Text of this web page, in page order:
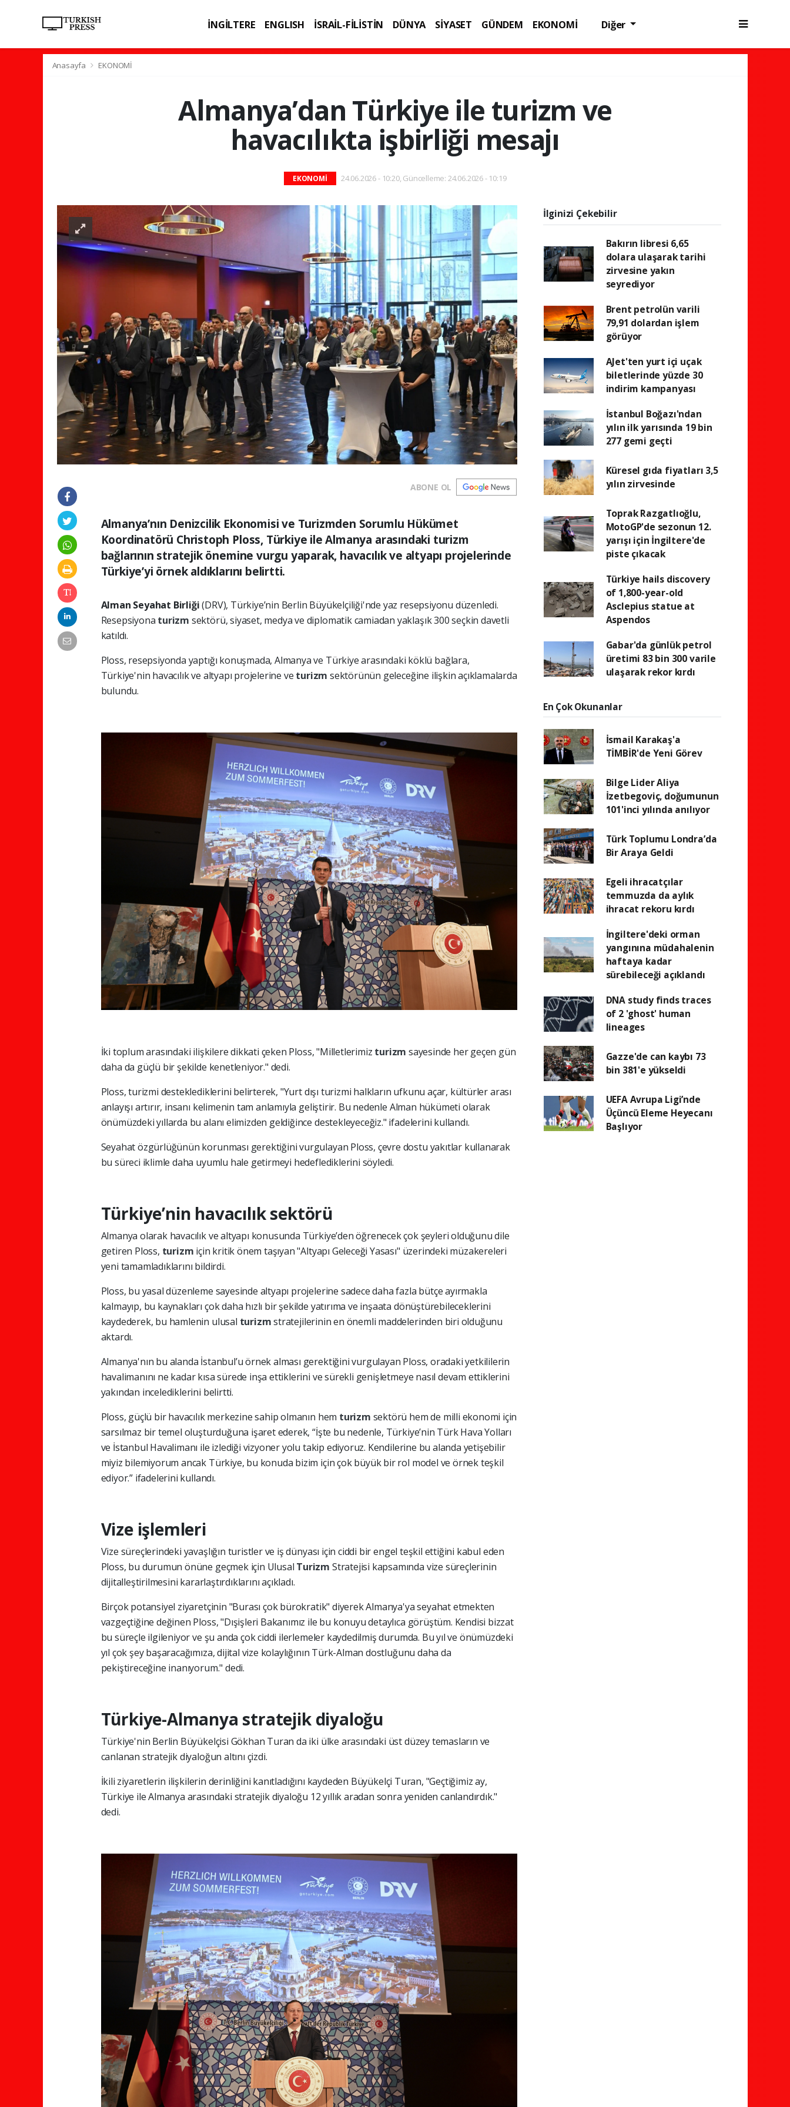
İNGİLTERE ENGLISH İSRAİL-FİLİSTİN DÜNYA SİYASET GÜNDEM
EKONOMİ
Diğer
Anasayfa EKONOMİ
Almanya’dan Türkiye ile turizm ve
havacılıkta işbirliği mesajı
EKONOMİ 24.06.2026 - 10:20, Güncelleme: 24.06.2026 - 10:19
ABONE OL
Almanya’nın Denizcilik Ekonomisi ve Turizmden Sorumlu Hükümet
Koordinatörü Christoph Ploss, Türkiye ile Almanya arasındaki turizm
bağlarının stratejik önemine vurgu yaparak, havacılık ve altyapı projelerinde
Türkiye’yi örnek aldıklarını belirtti.
Alman Seyahat Birliği(DRV), Türkiye’nin Berlin Büyükelçiliği'nde yaz resepsiyonu düzenledi.
Resepsiyona turizm sektörü, siyaset, medya ve diplomatik camiadan yaklaşık 300 seçkin davetli
katıldı.
Ploss, resepsiyonda yaptığı konuşmada, Almanya ve Türkiye arasındaki köklü bağlara,
Türkiye'nin havacılık ve altyapı projelerine ve turizm sektörünün geleceğine ilişkin açıklamalarda
bulundu.
İki toplum arasındaki ilişkilere dikkati çeken Ploss, "Milletlerimiz turizm sayesinde her geçen gün
daha da güçlü bir şekilde kenetleniyor." dedi.
Ploss, turizmi desteklediklerini belirterek, "Yurt dışı turizmi halkların ufkunu açar, kültürler arası
anlayışı artırır, insanı kelimenin tam anlamıyla geliştirir. Bu nedenle Alman hükümeti olarak
önümüzdeki yıllarda bu alanı elimizden geldiğince destekleyeceğiz." ifadelerini kullandı.
Seyahat özgürlüğünün korunması gerektiğini vurgulayan Ploss, çevre dostu yakıtlar kullanarak
bu süreci iklimle daha uyumlu hale getirmeyi hedeflediklerini söyledi.
Türkiye’nin havacılık sektörü
Almanya olarak havacılık ve altyapı konusunda Türkiye’den öğrenecek çok şeyleri olduğunu dile
getiren Ploss, turizm için kritik önem taşıyan "Altyapı Geleceği Yasası" üzerindeki müzakereleri
yeni tamamladıklarını bildirdi.
Ploss, bu yasal düzenleme sayesinde altyapı projelerine sadece daha fazla bütçe ayırmakla
kalmayıp, bu kaynakları çok daha hızlı bir şekilde yatırıma ve inşaata dönüştürebileceklerini
kaydederek, bu hamlenin ulusal turizmstratejilerinin en önemli maddelerinden biri olduğunu
aktardı.
Almanya'nın bu alanda İstanbul’u örnek alması gerektiğini vurgulayan Ploss, oradaki yetkililerin
havalimanını ne kadar kısa sürede inşa ettiklerini ve sürekli genişletmeye nasıl devam ettiklerini
yakından incelediklerini belirtti.
Ploss, güçlü bir havacılık merkezine sahip olmanın hem turizm sektörü hem de milli ekonomi için
sarsılmaz bir temel oluşturduğuna işaret ederek, “İşte bu nedenle, Türkiye’nin Türk Hava Yolları
ve İstanbul Havalimanı ile izlediği vizyoner yolu takip ediyoruz. Kendilerine bu alanda yetişebilir
miyiz bilemiyorum ancak Türkiye, bu konuda bizim için çok büyük bir rol model ve örnek teşkil
ediyor.” ifadelerini kullandı.
Vize işlemleri
Vize süreçlerindeki yavaşlığın turistler ve iş dünyası için ciddi bir engel teşkil ettiğini kabul eden
Ploss, bu durumun önüne geçmek için Ulusal Turizm Stratejisi kapsamında vize süreçlerinin
dijitalleştirilmesini kararlaştırdıklarını açıkladı.
Birçok potansiyel ziyaretçinin "Burası çok bürokratik" diyerek Almanya'ya seyahat etmekten
vazgeçtiğine değinen Ploss, "Dışişleri Bakanımız ile bu konuyu detaylıca görüştüm. Kendisi bizzat
bu süreçle ilgileniyor ve şu anda çok ciddi ilerlemeler kaydedilmiş durumda. Bu yıl ve önümüzdeki
yıl çok şey başaracağımıza, dijital vize kolaylığının Türk-Alman dostluğunu daha da
pekiştireceğine inanıyorum." dedi.
Türkiye-Almanya stratejik diyaloğu
Türkiye'nin Berlin Büyükelçisi Gökhan Turan da iki ülke arasındaki üst düzey temasların ve
canlanan stratejik diyaloğun altını çizdi.
İkili ziyaretlerin ilişkilerin derinliğini kanıtladığını kaydeden Büyükelçi Turan, "Geçtiğimiz ay,
Türkiye ile Almanya arasındaki stratejik diyaloğu 12 yıllık aradan sonra yeniden canlandırdık."
dedi.
İlginizi Çekebilir
Bakırın libresi 6,65
dolara ulaşarak tarihi
zirvesine yakın
seyrediyor
Brent petrolün varili
79,91 dolardan işlem
görüyor
AJet'ten yurt içi uçak
biletlerinde yüzde 30
indirim kampanyası
İstanbul Boğazı'ndan
yılın ilk yarısında 19 bin
277 gemi geçti
Küresel gıda fiyatları 3,5
yılın zirvesinde
Toprak Razgatlıoğlu,
MotoGP'de sezonun 12.
yarışı için İngiltere'de
piste çıkacak
Türkiye hails discovery
of 1,800-year-old
Asclepius statue at
Aspendos
Gabar'da günlük petrol
üretimi 83 bin 300 varile
ulaşarak rekor kırdı
En Çok Okunanlar
İsmail Karakaş'a
TİMBİR'de Yeni Görev
Bilge Lider Aliya
İzetbegoviç, doğumunun
101'inci yılında anılıyor
Türk Toplumu Londra’da
Bir Araya Geldi
Egeli ihracatçılar
temmuzda da aylık
ihracat rekoru kırdı
İngiltere'deki orman
yangınına müdahalenin
haftaya kadar
sürebileceği açıklandı
DNA study finds traces
of 2 'ghost' human
lineages
Gazze'de can kaybı 73
bin 381'e yükseldi
UEFA Avrupa Ligi’nde
Üçüncü Eleme Heyecanı
Başlıyor